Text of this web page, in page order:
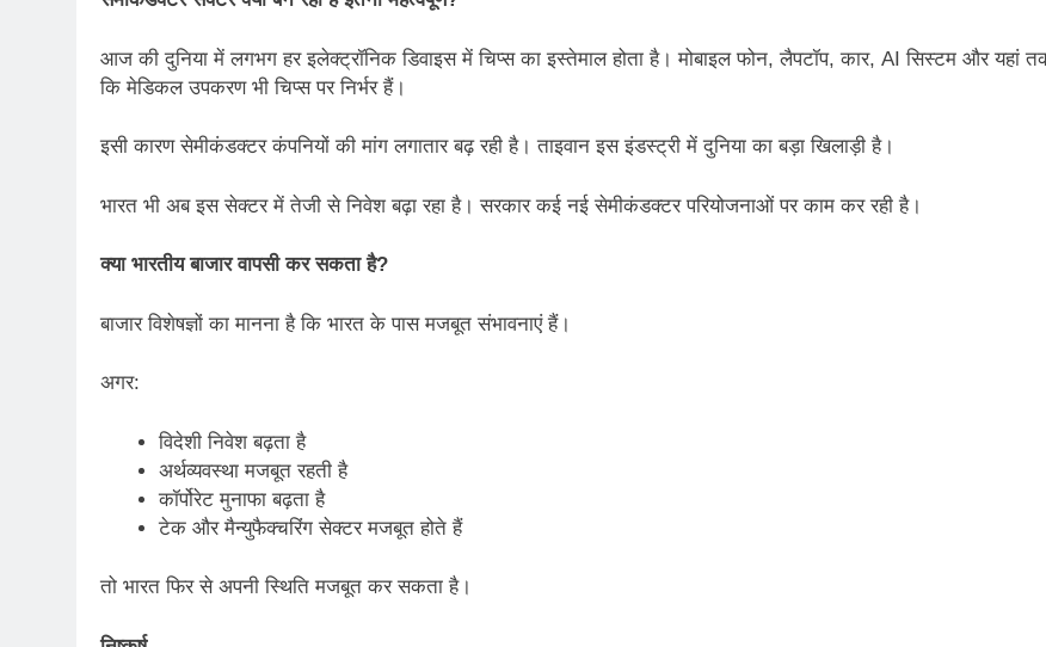
आज की दुनिया में लगभग हर इलेक्ट्रॉनिक डिवाइस में चिप्स का इस्तेमाल होता है। मोबाइल फोन, लैपटॉप, कार, AI सिस्टम और यहां
कि मेडिकल उपकरण भी चिप्स पर निर्भर हैं।
इसी कारण सेमीकंडक्टर कंपनियों की मांग लगातार बढ़ रही है। ताइवान इस इंडस्ट्री में दुनिया का बड़ा खिलाड़ी है।
भारत भी अब इस सेक्टर में तेजी से निवेश बढ़ा रहा है। सरकार कई नई सेमीकंडक्टर परियोजनाओं पर काम कर रही है।
क्या भारतीय बाजार वापसी कर सकता है?
बाजार विशेषज्ञों का मानना है कि भारत के पास मजबूत संभावनाएं हैं।
अगर:
विदेशी निवेश बढ़ता है
अर्थव्यवस्था मजबूत रहती है
कॉर्पोरेट मुनाफा बढ़ता है
टेक और मैन्युफैक्चरिंग सेक्टर मजबूत होते हैं
तो भारत फिर से अपनी स्थिति मजबूत कर सकता है।